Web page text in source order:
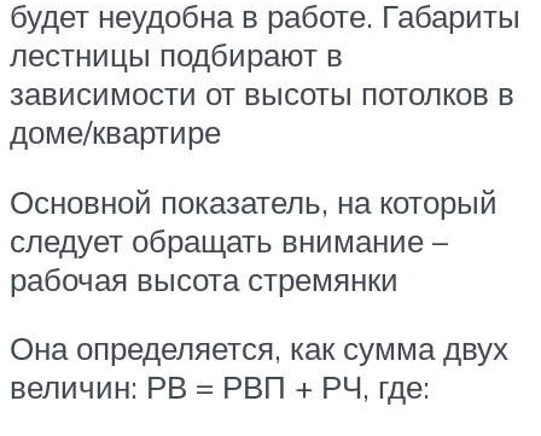
будет неудобна в работе. Габариты
лестницы подбирают в
зависимости от высоты потолков в
доме/квартире
Основной показатель, на который
следует обращать внимание –
рабочая высота стремянки
Она определяется, как сумма двух
величин: РВ = РВП + РЧ, где: